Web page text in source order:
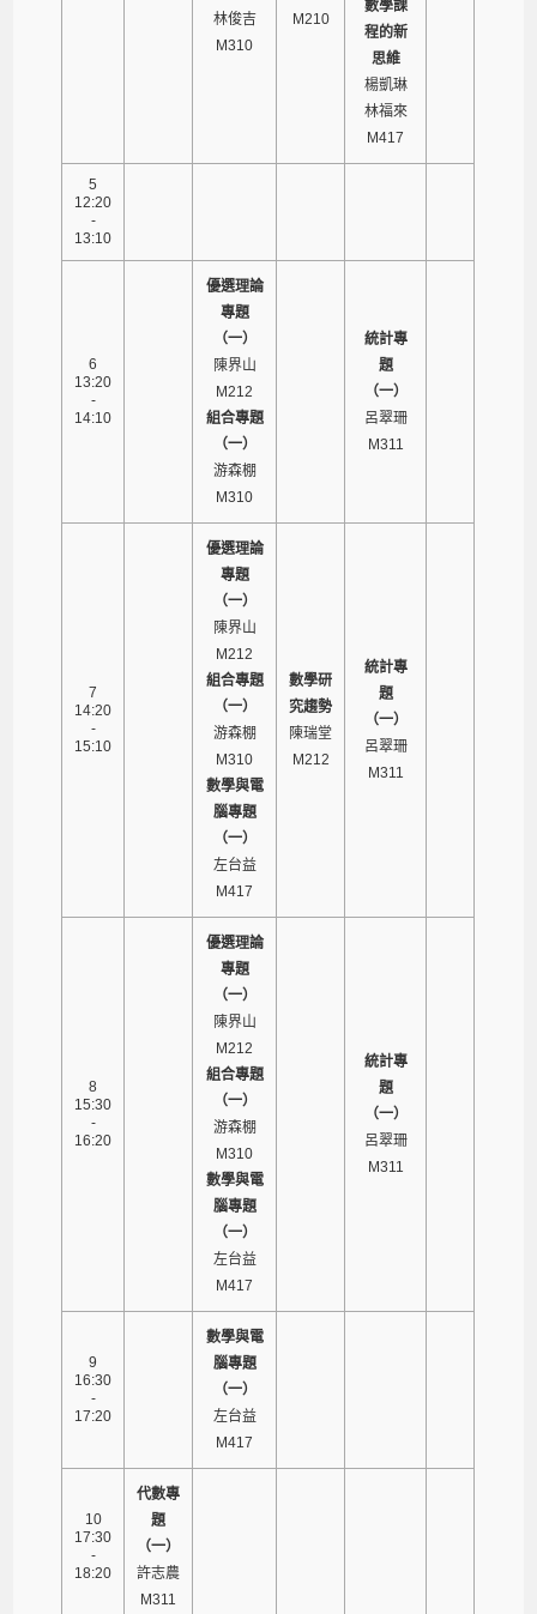
林俊吉
M310
M210
數學課
程的新
思維
楊凱琳
林福來
M417
5
12:20
-
13:10
6
13:20
-
14:10
優選理論
專題
（一）
陳界山
M212
組合專題
（一）
游森棚
M310
統計專
題
（一）
呂翠珊
M311
7
14:20
-
15:10
優選理論
專題
（一）
陳界山
M212
組合專題
（一）
游森棚
M310
數學與電
腦專題
（一）
左台益
M417
數學研
究趨勢
陳瑞堂
M212
統計專
題
（一）
呂翠珊
M311
8
15:30
-
16:20
優選理論
專題
（一）
陳界山
M212
組合專題
（一）
游森棚
M310
數學與電
腦專題
（一）
左台益
M417
統計專
題
（一）
呂翠珊
M311
9
16:30
-
17:20
數學與電
腦專題
（一）
左台益
M417
10
17:30
-
18:20
代數專
題
（一）
許志農
M311